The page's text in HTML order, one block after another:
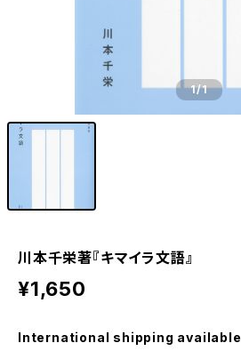
1/1
川本千栄著『キマイラ文語』
¥1,650
International shipping available